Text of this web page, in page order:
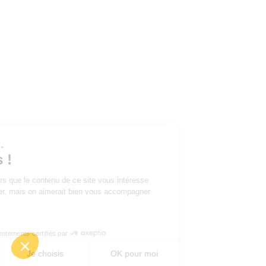
!
sûrs que le contenu de ce site vous intéresse
mais on aimerait bien vous accompagner
Consentements certifiés par
Je choisis OK pour moi